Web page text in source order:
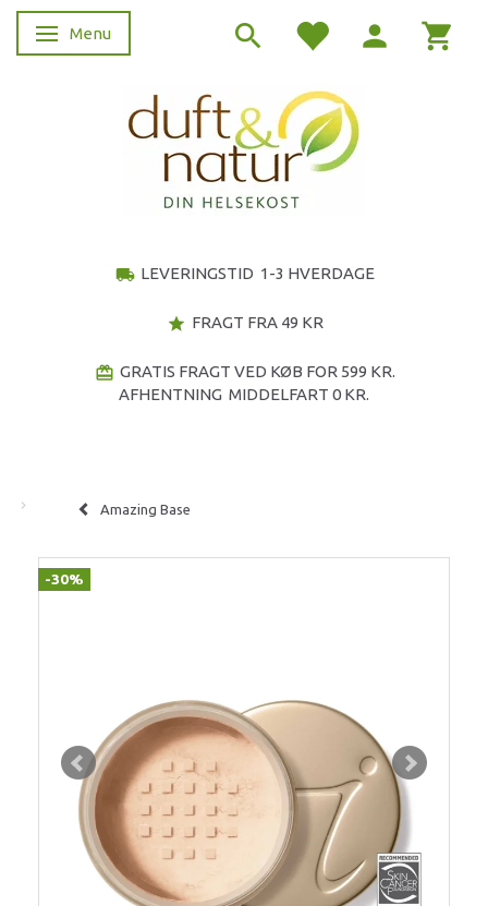
Skifte navigation
Menu
local_shipping LEVERINGSTID 1-3 HVERDAGE
star FRAGT FRA 49 KR
redeem GRATIS FRAGT VED KØB FOR 599 KR.
AFHENTNING MIDDELFART 0 KR.
Amazing Base
-30%